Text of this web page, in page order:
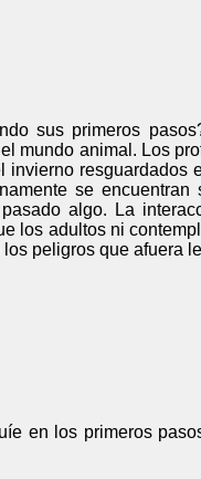
sus primeros
mundo animal. Los
resguardados
se encuentran
algo. La
los adultos ni
peligros que afuera
en los primeros